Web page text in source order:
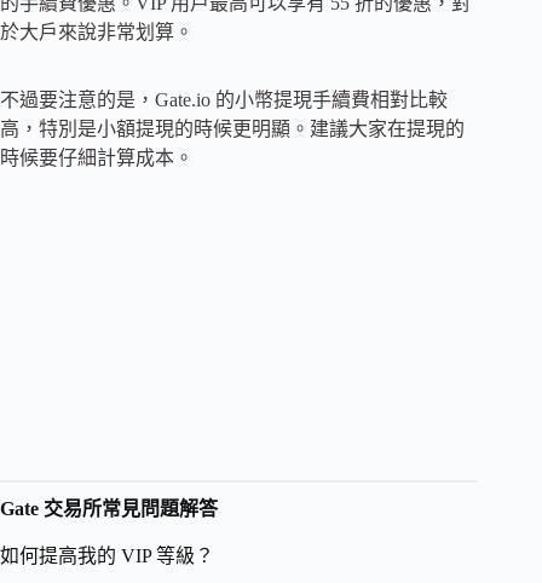
於大戶來說非常划算。
不過要注意的是，Gate.io 的小幣提現手續費相對比較
高，特別是小額提現的時候更明顯。建議大家在提現的
時候要仔細計算成本。
Gate 交易所常見問題解答
如何提高我的 VIP 等級？